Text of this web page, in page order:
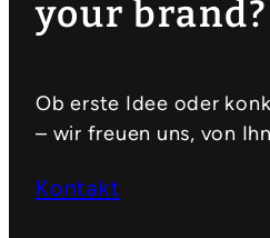
your brand?
Ob erste Idee oder
– wir freuen uns, von
Kontakt